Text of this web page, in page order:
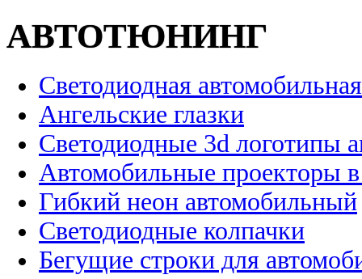
АВТОТЮНИНГ
Светодиодная
Ангельские глазки
Светодиодные 3d логотипы
Автомобильные проекторы
Гибкий неон автомобильный
Светодиодные колпачки
Бегущие строки для